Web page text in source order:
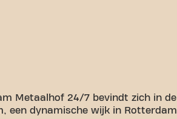
Metaalhof 24/7 bevindt zich in de
een dynamische wijk in Rotterdam